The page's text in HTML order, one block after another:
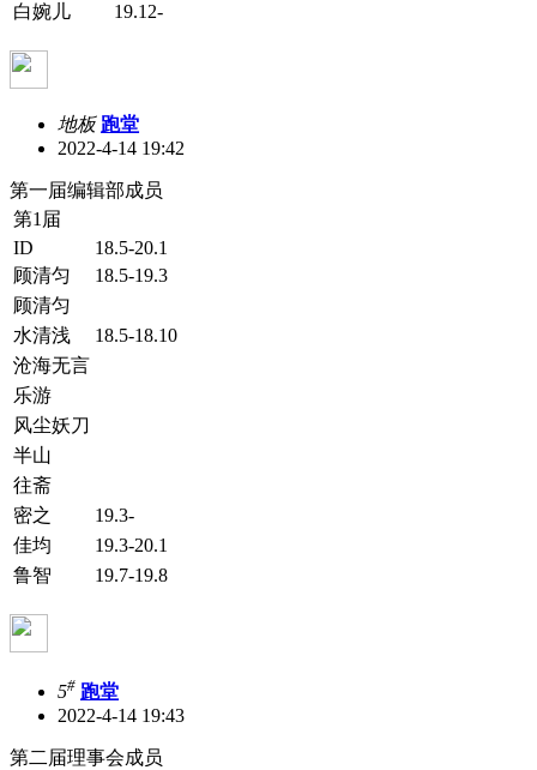
白婉儿
19.12-
地板 跑堂
2022-4-14 19:42
第一届编辑部成员
第1届
ID
18.5-20.1
顾清匀
18.5-19.3
顾清匀
水清浅
18.5-18.10
沧海无言
乐游
风尘妖刀
半山
往斋
密之
19.3-
佳均
19.3-20.1
鲁智
19.7-19.8
5# 跑堂
2022-4-14 19:43
第二届理事会成员